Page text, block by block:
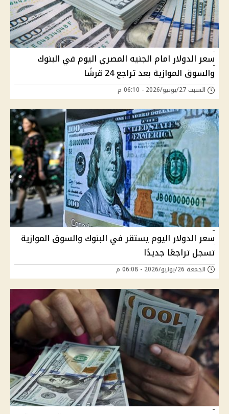
سعر الدولار امام الجنيه المصري اليوم في البنوك
والسوق الموازية بعد تراجع 24 قرشًا
السبت 27/يونيو/2026 - 06:10 م
سعر الدولار اليوم يستقر في البنوك والسوق الموازية
تسجل تراجعًا جديدًا
الجمعة 26/يونيو/2026 - 06:08 م